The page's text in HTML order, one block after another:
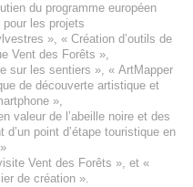
du programme européen
pour les projets
», « Création d’outils de
Vent des Forêts »,
sur les sentiers », « ArtMapper
de découverte artistique et
»,
valeur de l’abeille noire et des
d’un point d’étape touristique en
Vent des Forêts », et «
de création».